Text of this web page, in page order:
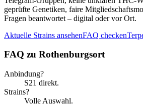
geprüfte Genetiken, faire
Fragen beantwortet – digital oder vor Ort.
Aktuelle Strains ansehenFAQ checken
FAQ zu Rothenburgsort
Anbindung?
S21 direkt.
Strains?
Volle Auswahl.